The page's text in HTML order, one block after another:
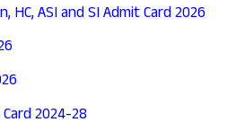
HC, ASI and SI Admit Card 2026
2024-28